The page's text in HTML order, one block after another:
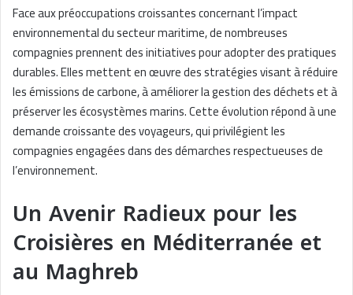
Face aux préoccupations croissantes concernant l’impact
environnemental du secteur maritime, de nombreuses
compagnies prennent des initiatives pour adopter des pratiques
durables. Elles mettent en œuvre des stratégies visant à réduire
les émissions de carbone, à améliorer la gestion des déchets et à
préserver les écosystèmes marins. Cette évolution répond à une
demande croissante des voyageurs, qui privilégient les
compagnies engagées dans des démarches respectueuses de
l’environnement.
Un Avenir Radieux pour les
Croisières en Méditerranée et
au Maghreb